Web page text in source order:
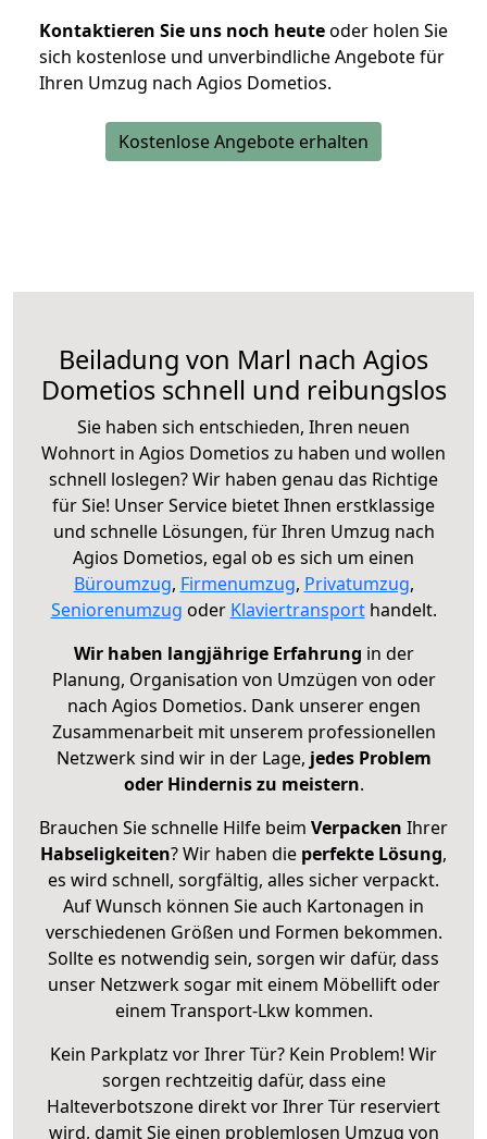
Kontaktieren Sie uns noch heuteoder holen Sie
sich kostenlose und unverbindliche Angebote für
Ihren Umzug nach Agios Dometios.
Kostenlose Angebote erhalten
Beiladung von Marl nach Agios
Dometios schnell und reibungslos
Sie haben sich entschieden, Ihren neuen
Wohnort in Agios Dometios zu haben und wollen
schnell loslegen? Wir haben genau das Richtige
für Sie! Unser Service bietet Ihnen erstklassige
und schnelle Lösungen, für Ihren Umzug nach
Agios Dometios, egal ob es sich um einen
Büroumzug, Firmenumzug, Privatumzug,
Seniorenumzug oder Klaviertransporthandelt.
Wir haben langjährige Erfahrung in der
Planung, Organisation von Umzügen von oder
nach Agios Dometios. Dank unserer engen
Zusammenarbeit mit unserem professionellen
Netzwerk sind wir in der Lage, jedes Problem
oder Hindernis zu meistern.
Brauchen Sie schnelle Hilfe beim Verpacken Ihrer
Habseligkeiten? Wir haben die perfekte Lösung,
es wird schnell, sorgfältig, alles sicher verpackt.
Auf Wunsch können Sie auch Kartonagen in
verschiedenen Größen und Formen bekommen.
Sollte es notwendig sein, sorgen wir dafür, dass
unser Netzwerk sogar mit einem Möbellift oder
einem Transport-Lkw kommen.
Kein Parkplatz vor Ihrer Tür? Kein Problem! Wir
sorgen rechtzeitig dafür, dass eine
Halteverbotszone direkt vor Ihrer Tür reserviert
wird, damit Sie einen problemlosen Umzug von